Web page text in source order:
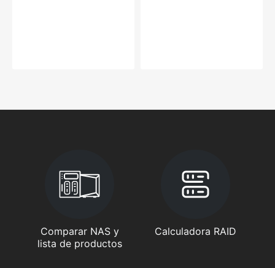
Comparar NAS y
lista de productos
Calculadora RAID